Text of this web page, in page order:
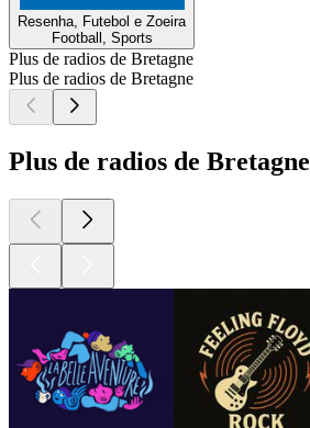
Resenha, Futebol e Zoeira
Football, Sports
Plus de radios de Bretagne
Plus de radios de Bretagne
Plus de radios de Bretagne